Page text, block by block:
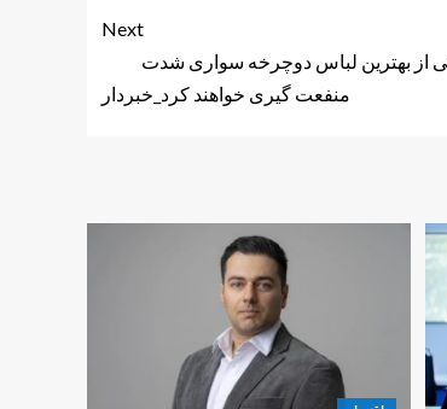
Next
از بهترین لباس دوچرخه سواری شدت
منفعت گیری خواهند کرد_خبردار